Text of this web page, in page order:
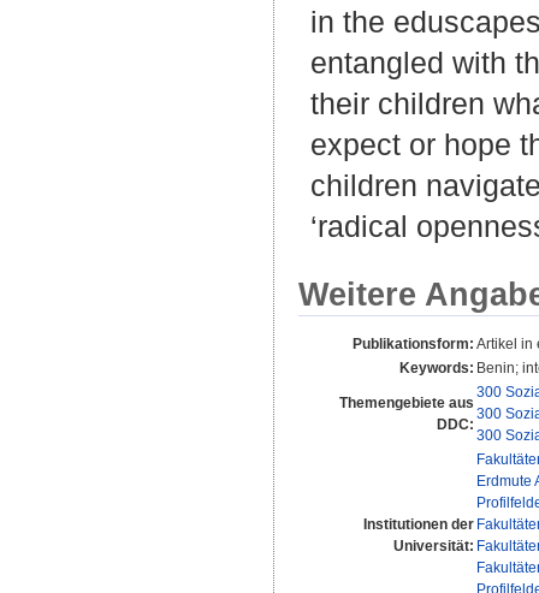
in the
entangled with
their children
expect or hope
children
‘radical
Weitere
Publikationsform: Artikel in
Keywords: Benin;
Themengebiete aus
DDC:
300
300
300
Institutionen der
Universität:
Erdmute